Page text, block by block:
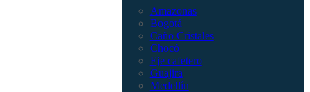
Amazonas
Bogotá
Caño Cristales
Chocó
Eje cafetero
Guajira
Medellín